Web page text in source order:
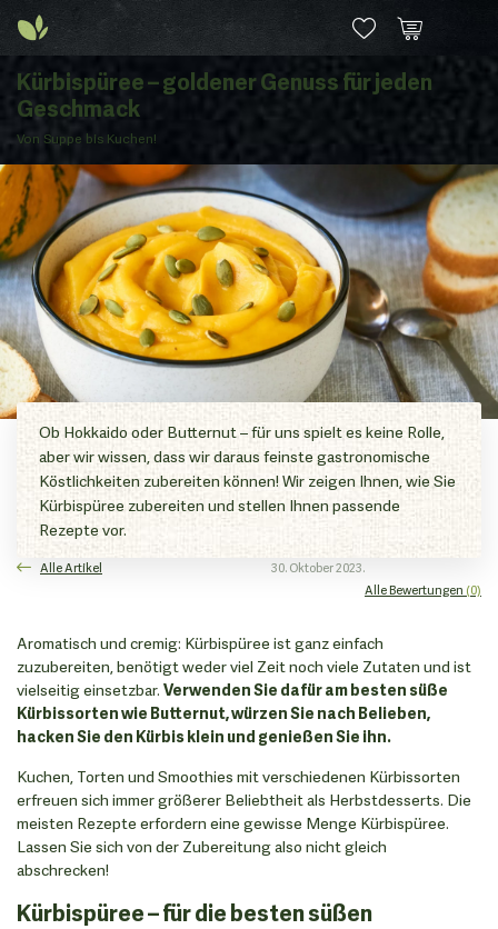
Kürbispüree – goldener Genuss für jeden
Geschmack
Von Suppe bis Kuchen!
Ob Hokkaido oder Butternut – für uns spielt es keine Rolle,
aber wir wissen, dass wir daraus feinste gastronomische
Köstlichkeiten zubereiten können! Wir zeigen Ihnen, wie Sie
Kürbispüree zubereiten und stellen Ihnen passende
Rezepte vor.
Alle Artikel
30. Oktober 2023.
Alle Bewertungen (0)
Aromatisch und cremig: Kürbispüree ist ganz einfach
zuzubereiten, benötigt weder viel Zeit noch viele Zutaten und ist
vielseitig einsetzbar. Verwenden Sie dafür am besten süße
Kürbissorten wie Butternut, würzen Sie nach Belieben,
hacken Sie den Kürbis klein und genießen Sie ihn.
Kuchen, Torten und Smoothies mit verschiedenen Kürbissorten
erfreuen sich immer größerer Beliebtheit als Herbstdesserts. Die
meisten Rezepte erfordern eine gewisse Menge Kürbispüree.
Lassen Sie sich von der Zubereitung also nicht gleich
abschrecken!
Kürbispüree – für die besten süßen